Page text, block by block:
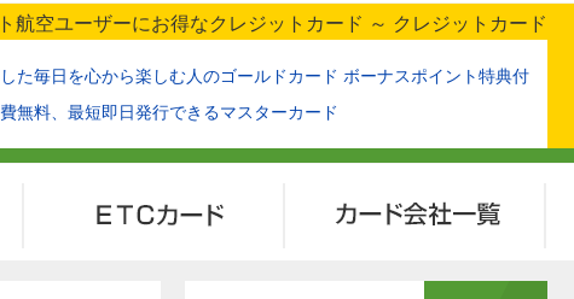
航空ユーザーにお得なクレジットカード ～ クレジットカード
した毎日を心から楽しむ人のゴールドカード ボーナスポイント特典付
費無料、最短即日発行できるマスターカード